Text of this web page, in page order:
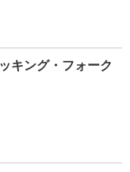
キング・フォーク